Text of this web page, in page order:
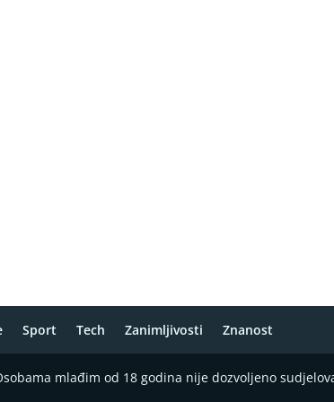
Sport Tech Zanimljivosti Znanost
mlađim od 18 godina nije dozvoljeno